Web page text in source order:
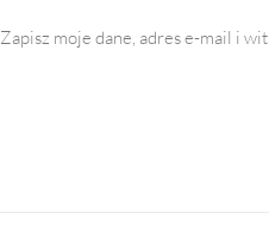
Zapisz moje dane, adres e-mail i